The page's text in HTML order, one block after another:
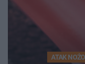
ATAK